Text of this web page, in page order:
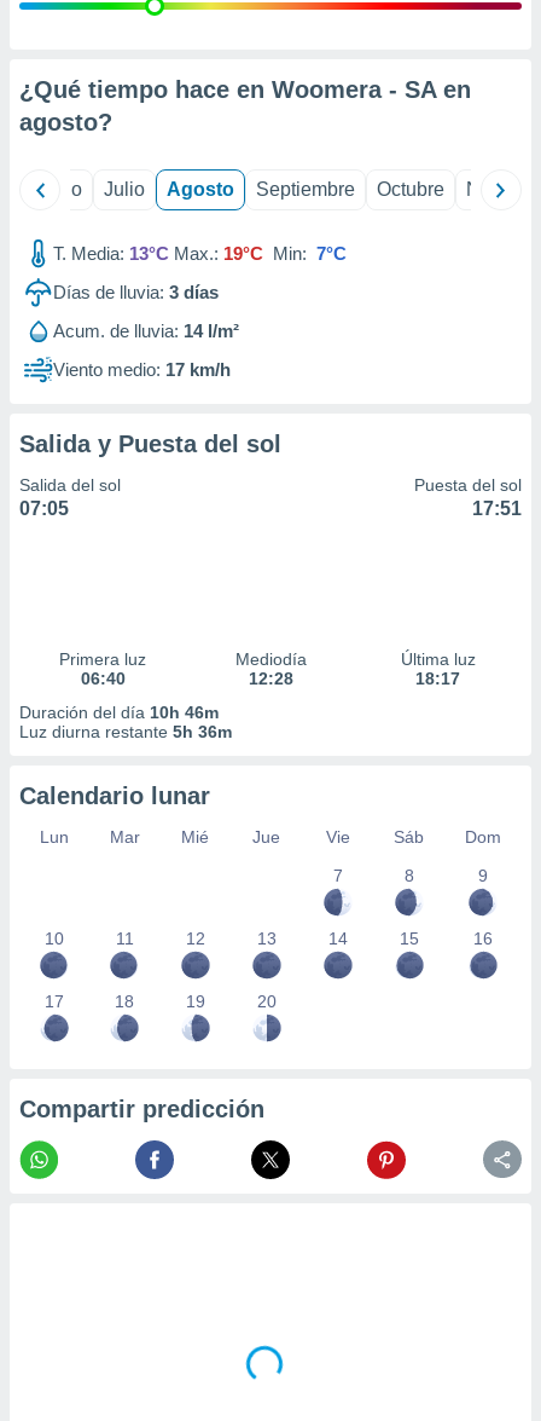
e
mediante
de
1199
¿Qué tiempo hace en Woomera - SA en
agosto?
Junio Julio Agosto Septiembre Octubre
T. Media: 13°C Max.: 19°C Min: 7°C
Días de lluvia: 3 días
Acum. de lluvia: 14 l/m²
Viento medio: 17 km/h
Salida y Puesta del sol
Salida del sol
07:05
Puesta del sol
17:51
Primera luz
06:40
Mediodía
12:28
Última luz
18:17
Duración del día 10h 46m
Luz diurna restante 5h 36m
Calendario lunar
Lun Mar Mié Jue Vie Sáb
Dom
7
8 9
10 11 12 13 14 15 16
17 18 19 20
Compartir predicción